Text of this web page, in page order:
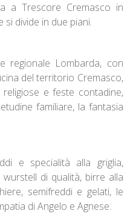
a Trescore Cremasco in
si divide in due piani.
regionale Lombarda, con
del territorio Cremasco,
e feste contadine,
familiare, la fantasia
e specialità alla griglia,
di qualità, birre alla
semifreddi e gelati, le
di Angelo e Agnese.